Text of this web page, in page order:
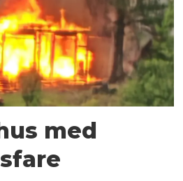
med